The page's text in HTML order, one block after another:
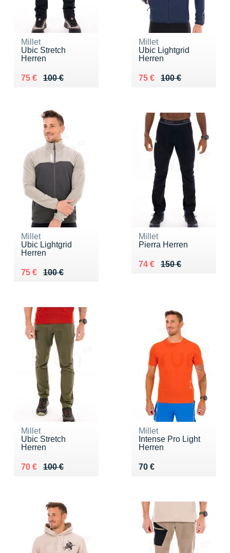
Millet
Ubic Stretch
Herren
100 €
Au lieu de 100 €
75 €
Vendu 75 €
Millet
Ubic Lightgrid
Herren
100 €
Au lieu de 100 €
75 €
Vendu 75 €
Millet
Ubic Lightgrid
Herren
100 €
Au lieu de 100 €
75 €
Vendu 75 €
Millet
Pierra Herren
150 €
Au lieu de 150 €
74 €
Vendu 74 €
Millet
Ubic Stretch
Herren
100 €
Au lieu de 100 €
70 €
Vendu 70 €
Millet
Intense Pro Light
Herren
70 €
Vendu 70 €